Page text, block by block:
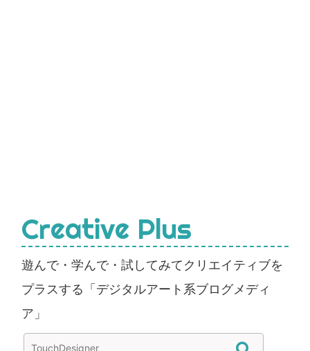
Creative Plus
遊んで・学んで・試してみてクリエイティブを
プラスする「デジタルアート系ブログメディ
ア」